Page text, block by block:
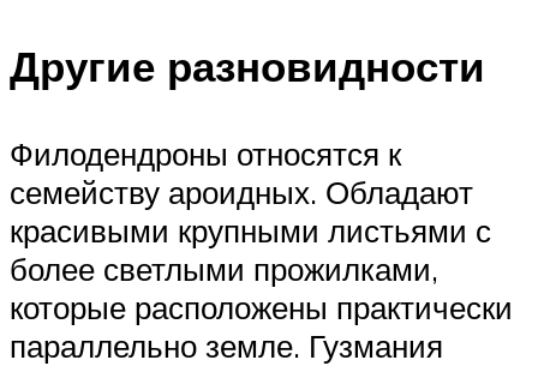
Другие разновидности
Филодендроны относятся к
семейству ароидных. Обладают
красивыми крупными листьями с
более светлыми прожилками,
которые расположены практически
параллельно земле. Гузмания